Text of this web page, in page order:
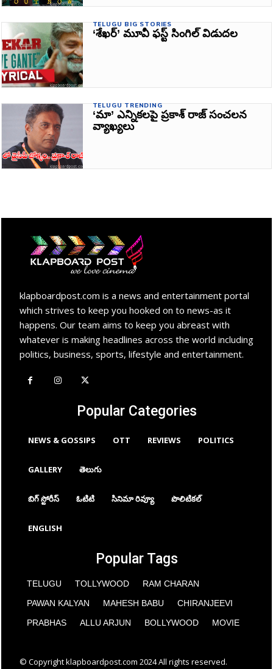
TELUGU BIG STORIES
‘శేఖర్‌’ మూవీ ఫస్ట్‌ సింగిల్ విడుదల
TELUGU TRENDING
‘మా’ ఎన్నికలపై ప్రకాశ్‌ రాజ్‌ సంచలన
వ్యాఖ్యలు
klapboardpost.com is a news and entertainment portal
which strives to keep you hooked on to news-as it
happens. Our team aims to keep you abreast with
whatever is making headlines across the world including
politics, business, sports, lifestyle and entertainment.
Popular Categories
NEWS & GOSSIPS OTT REVIEWS POLITICS
GALLERY తెలుగు
బిగ్ స్టోరీస్ ఓటిటి సినిమా రివ్యూ పొలిటికల్
ENGLISH
Popular Tags
TELUGU TOLLYWOOD
RAM CHARAN
PAWAN KALYAN
MAHESH BABU
CHIRANJEEVI
PRABHAS
ALLU ARJUN BOLLYWOOD MOVIE
© Copyright klapboardpost.com 2024 All rights reserved.